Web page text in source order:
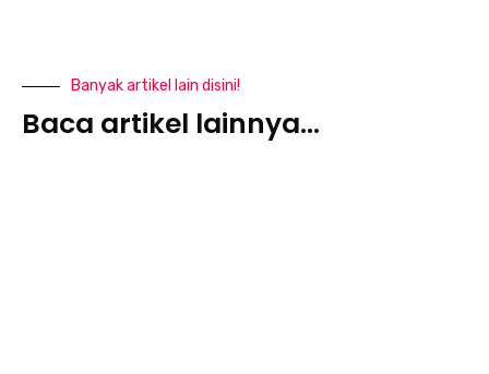
Banyak artikel lain disini!
Baca artikel lainnya...